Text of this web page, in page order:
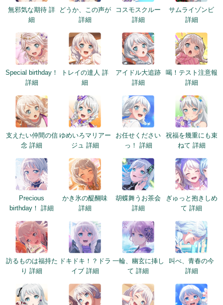
無邪気な期待 詳
細
どうか、この声が
詳細
コスモスクルー
詳細
サムライゾンビ
詳細
Special birthday！
詳細
トレイの達人 詳
細
アイドル大追跡
詳細
喝！テスト注意報
詳細
支えたい仲間の信
念 詳細
ゆめいろマリアー
ジュ 詳細
お任せください
っ！ 詳細
祝福を幾重にも束
ねて 詳細
Precious
birthday！ 詳細
かき氷の醍醐味
詳細
胡蝶舞うお茶会
詳細
ぎゅっと抱きしめ
て 詳細
訪るものは福持た
り 詳細
ドキドキ！？ドラ
イブ 詳細
一輪、幽玄に挿し
て 詳細
叫べ、青春の今
詳細